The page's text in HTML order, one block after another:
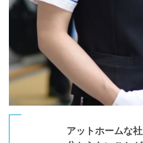
アットホームな